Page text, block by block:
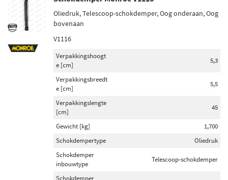
Oliedruk, Telescoop-schokdemper, Oog onderaan, Oog
bovenaan
V1116
Verpakkingshoogt
e [cm]
5,3
Verpakkingsbreedt
e [cm]
5,5
Verpakkingslengte
[cm]
45
Gewicht [kg]
1,700
Schokdempertype
Oliedruk
Schokdemper
inbouwtype
Telescoop-schokdemper
Schokdemper